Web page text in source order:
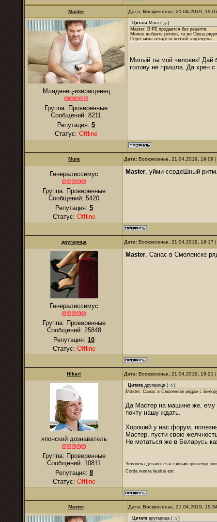
Master Дата: Воскресенье, 21.04.2019,
Младенец-извращенец
Группа: Проверенные
Сообщений: 8211
Репутация: 5
Статус: Offline
Цитата Mura (
)
Master, В РБ продается без рецепта.
Можно выбрать регион, та же Орша
Пересылка лекарств почтой запрещена.
Милый ты мой человек! Дай
голову не пришла. Да хрен
Mura Дата: Воскресенье, 21.04.2019,
Генералиссимус
Группа: Проверенные
Сообщений: 5420
Репутация: 5
Статус: Offline
Master, уйми сердеШный
другарица Дата: Воскресенье, 21.04.2019,
Генералиссимус
Группа: Проверенные
Сообщений: 25848
Репутация: 10
Статус: Offline
Master, Санас в Смоленске
Hikari Дата: Воскресенье, 21.04.2019,
японский дознаватель
Группа: Проверенные
Сообщений: 10811
Репутация: 8
Статус: Offline
Цитата другарица (
)
Master, Санас в Смоленске рядом с
Да Мастер на машине же, ему
почту нашу ждать.
Хороший у нас форум,
Мастер, пусти свою
Не мотаться же в Беларусь
Человека делают счастливым три вещи:
Corda nostra laudus est
Master Дата: Воскресенье, 21.04.2019,
Цитата другарица ( )